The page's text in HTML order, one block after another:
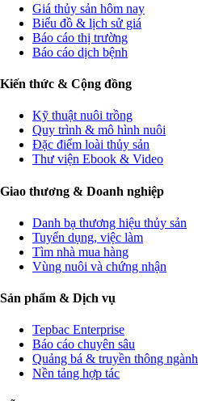
Giá thủy sản hôm nay
Biểu đồ & lịch sử giá
Báo cáo thị trường
Báo cáo dịch bệnh
Kiến thức & Cộng đồng
Kỹ thuật nuôi trồng
Quy trình & mô hình nuôi
Đặc điểm loài thủy sản
Thư viện Ebook & Video
Giao thương & Doanh nghiệp
Danh bạ thương hiệu thủy sản
Tuyển dụng, việc làm
Tìm nhà mua hàng
Vùng nuôi và chứng nhận
Sản phẩm & Dịch vụ
Tepbac Enterprise
Báo cáo chuyên sâu
Quảng bá & truyền thông ngành
Nền tảng hợp tác